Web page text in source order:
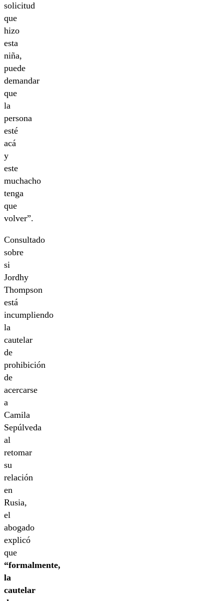
solicitud
que
hizo
esta
niña,
puede
demandar
que
la
persona
esté
acá
y
este
muchacho
tenga
que
volver”.
Consultado
sobre
si
Jordhy
Thompson
está
incumpliendo
la
cautelar
de
prohibición
de
acercarse
a
Camila
Sepúlveda
al
retomar
su
relación
en
Rusia,
el
abogado
explicó
que
“formalmente,
la
cautelar